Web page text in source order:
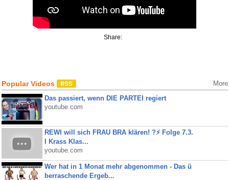
Share:
Popular Videos More
Das passiert, wenn DIE PARTEI regiert
youtube.com
REWI will sich FRAU BRA klären! ?⚡️ Folge 7.3.
I Krass Klas...
youtube.com
Wer hat in 1 Monat mehr abgenommen - Das ü
berraschende Ergeb...